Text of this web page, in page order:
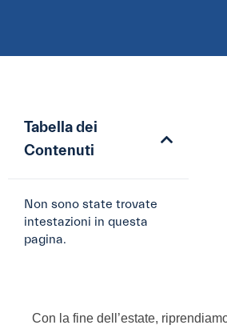
Tabella dei
Contenuti
Non sono state trovate
intestazioni in questa
pagina.
Con la fine dell’estate,